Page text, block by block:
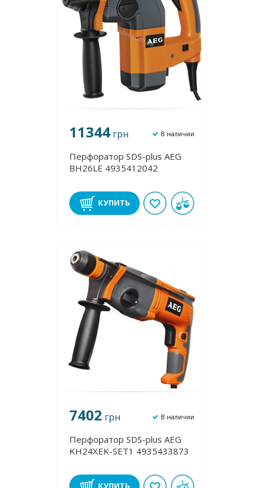
11344 грн В наличии
Перфоратор SDS-plus AEG
BH26LE 4935412042
КУПИТЬ
7402 грн В наличии
Перфоратор SDS-plus AEG
KH24XEK-SET1 4935433873
КУПИТЬ